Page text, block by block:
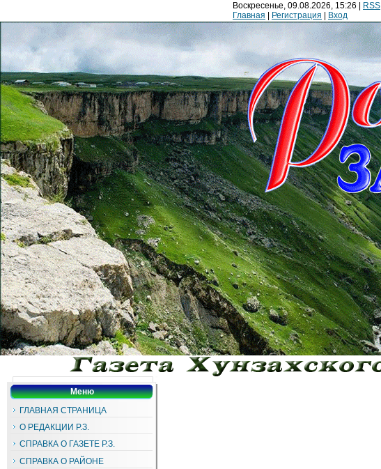
Воскресенье, 09.08.2026, 15:26 | RSS
Главная
Регистрация Вход
Меню
ГЛАВНАЯ СТРАНИЦА
О РЕДАКЦИИ Р.З.
СПРАВКА О ГАЗЕТЕ Р.З.
СПРАВКА О РАЙОНЕ